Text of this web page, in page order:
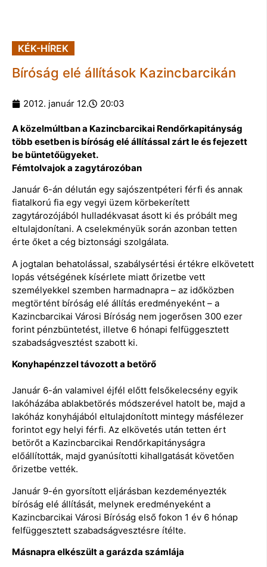
KÉK-HÍREK
Bíróság elé állítások Kazincbarcikán
2012. január 12. 20:03
A közelmúltban a Kazincbarcikai Rendőrkapitányság
több esetben is bíróság elé állítással zárt le és fejezett
be büntetőügyeket.
Fémtolvajok a zagytározóban
Január 6-án délután egy sajószentpéteri férfi és annak
fiatalkorú fia egy vegyi üzem körbekerített
zagytározójából hulladékvasat ásott ki és próbált meg
eltulajdonítani. A cselekményük során azonban tetten
érte őket a cég biztonsági szolgálata.
A jogtalan behatolással, szabálysértési értékre elkövetett
lopás vétségének kísérlete miatt őrizetbe vett
személyekkel szemben harmadnapra – az időközben
megtörtént bíróság elé állítás eredményeként – a
Kazincbarcikai Városi Bíróság nem jogerősen 300 ezer
forint pénzbüntetést, illetve 6 hónapi felfüggesztett
szabadságvesztést szabott ki.
Konyhapénzzel távozott a betörő
Január 6-án valamivel éjfél előtt felsőkelecsény egyik
lakóházába ablakbetörés módszerével hatolt be, majd a
lakóház konyhájából eltulajdonított mintegy másfélezer
forintot egy helyi férfi. Az elkövetés után tetten ért
betörőt a Kazincbarcikai Rendőrkapitányságra
előállították, majd gyanúsítotti kihallgatását követően
őrizetbe vették.
Január 9-én gyorsított eljárásban kezdeményezték
bíróság elé állítását, melynek eredményeként a
Kazincbarcikai Városi Bíróság első fokon 1 év 6 hónap
felfüggesztett szabadságvesztésre ítélte.
Másnapra elkészült a garázda számlája